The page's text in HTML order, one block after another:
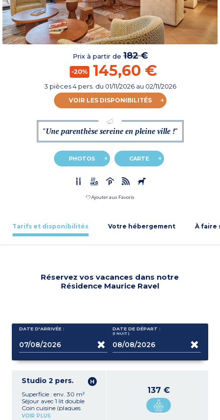
Prix à partir de182 €
-20% 145,60 €
3 pièces 4 pers. du 01/11/2026au 02/11/2026
VOIR LES DISPONIBILITÉS
"Une parenthèse sereine en pleine ville !"
PHOTOS CARTE
Ajouter aux Favoris
Tarifs et disponibilités Votre hébergement À faire
Réservez vos vacances dans notre
Résidence Maurice Ravel
DATE D'ARRIVÉE : DATE DE DÉPART :
(1 NUIT )
Studio 2 pers.
Superficie : env. 30 m²
Séjour avec 1 lit double
Coin cuisine (plaques
induction, réfrigérateur,
VOIR PLUS
137 €